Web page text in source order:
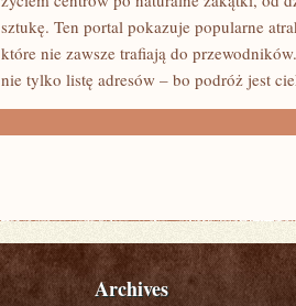
sztukę. Ten portal pokazuje popularne
które nie zawsze trafiają do
nie tylko listę adresów – bo podróż jest
Archives